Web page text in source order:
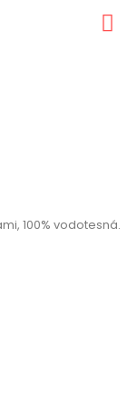
100% vodotesná.